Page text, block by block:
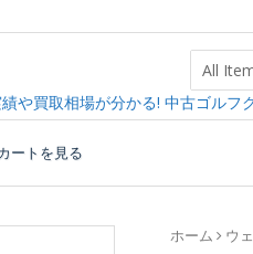
dev
ゴルフマーケット
や買取相場が分かる! 中古ゴルフ
ートを見る
ホーム ウ